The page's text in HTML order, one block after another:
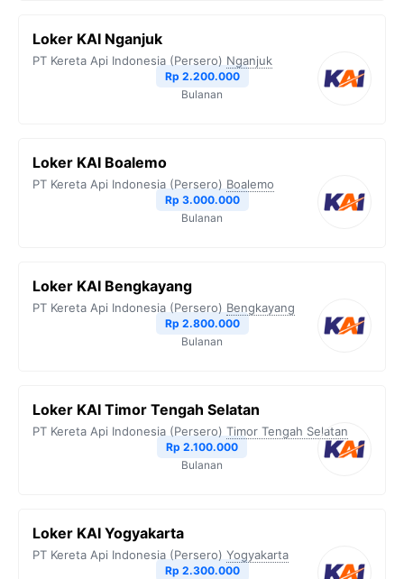
Loker KAI Nganjuk
PT Kereta Api Indonesia (Persero) Nganjuk
Rp 2.200.000
Bulanan
Loker KAI Boalemo
PT Kereta Api Indonesia (Persero) Boalemo
Rp 3.000.000
Bulanan
Loker KAI Bengkayang
PT Kereta Api Indonesia (Persero) Bengkayang
Rp 2.800.000
Bulanan
Loker KAI Timor Tengah Selatan
PT Kereta Api Indonesia (Persero) Timor Tengah Selatan
Rp 2.100.000
Bulanan
Loker KAI Yogyakarta
PT Kereta Api Indonesia (Persero) Yogyakarta
Rp 2.300.000